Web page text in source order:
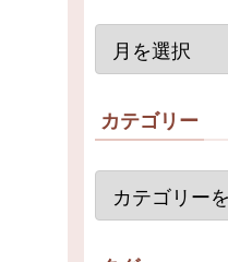
カテゴリー